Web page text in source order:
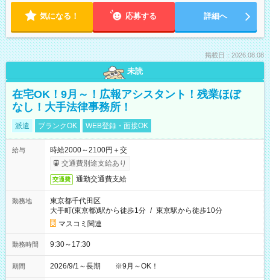
気になる！ 応募する 詳細へ
掲載日：2026.08.08
未読
在宅OK！9月～！広報アシスタント！残業ほぼ
なし！大手法律事務所！
派遣 ブランクOK WEB登録・面接OK
給与
時給2000～2100円＋交
交通費別途支給あり
交通費 通勤交通費支給
勤務地
東京都千代田区
大手町(東京都)駅から徒歩1分 / 東京駅から徒歩10分
マスコミ関連
勤務時間 9:30～17:30
期間 2026/9/1～長期 ※9月～OK！